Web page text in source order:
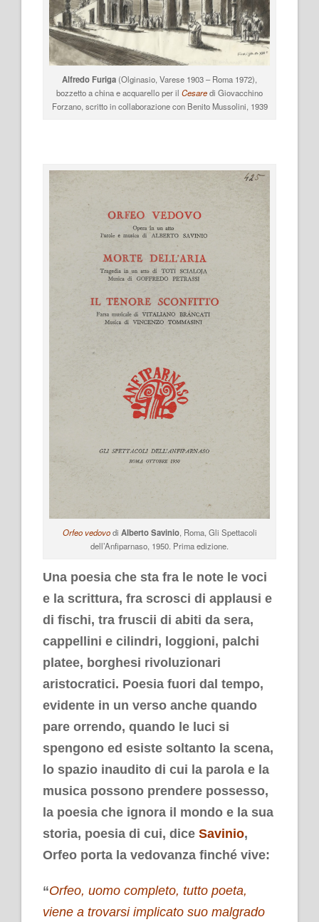
Alfredo Furiga (Olginasio, Varese 1903 – Roma 1972),
bozzetto a china e acquarello per il Cesaredi Giovacchino
Forzano, scritto in collaborazione con Benito Mussolini, 1939
Orfeo vedovodi Alberto Savinio, Roma, Gli Spettacoli
dell’Anfiparnaso, 1950. Prima edizione.
Una poesia che sta fra le note le voci
e la scrittura, fra scrosci di applausi e
di fischi, tra fruscii di abiti da sera,
cappellini e cilindri, loggioni, palchi
platee, borghesi rivoluzionari
aristocratici. Poesia fuori dal tempo,
evidente in un verso anche quando
pare orrendo, quando le luci si
spengono ed esiste soltanto la scena,
lo spazio inaudito di cui la parola e la
musica possono prendere possesso,
la poesia che ignora il mondo e la sua
storia, poesia di cui, dice Savinio,
Orfeo porta la vedovanza finché vive:
“Orfeo, uomo completo, tutto poeta,
viene a trovarsi implicato suo malgrado